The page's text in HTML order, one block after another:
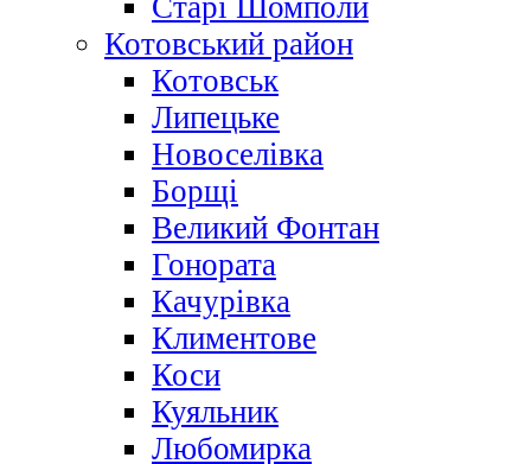
Старі Шомполи
Котовський район
Котовськ
Липецьке
Новоселівка
Борщі
Великий Фонтан
Гонората
Качурівка
Климентове
Коси
Куяльник
Любомирка